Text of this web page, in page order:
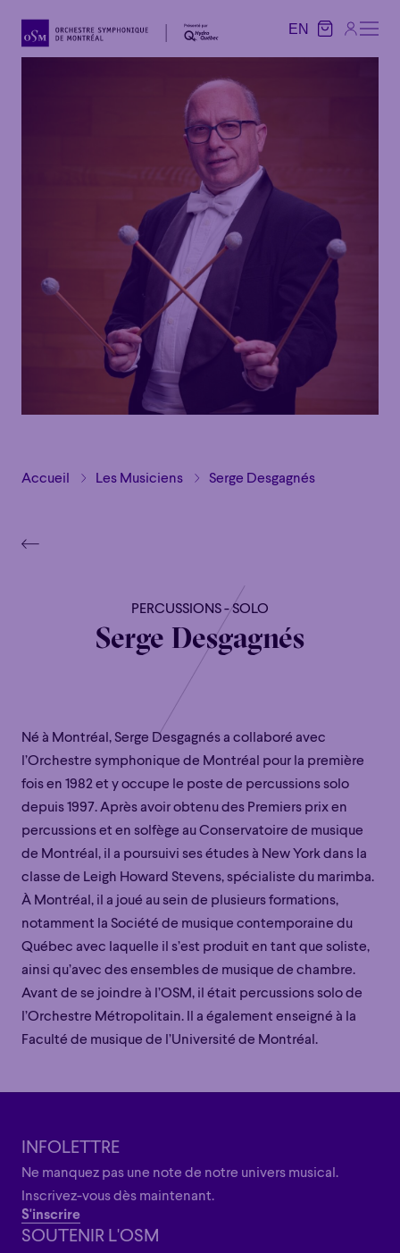
EN
EN
Grandiose
Grandiose
Accueil Les Musiciens Serge Desgagnés
PERCUSSIONS - SOLO
Serge Desgagnés
Né à Montréal, Serge Desgagnés a collaboré avec
l’Orchestre symphonique de Montréal pour la première
fois en 1982 et y occupe le poste de percussions solo
depuis 1997. Après avoir obtenu des Premiers prix en
percussions et en solfège au Conservatoire de musique
de Montréal, il a poursuivi ses études à New York dans la
classe de Leigh Howard Stevens, spécialiste du marimba.
À Montréal, il a joué au sein de plusieurs formations,
notamment la Société de musique contemporaine du
Québec avec laquelle il s’est produit en tant que soliste,
ainsi qu’avec des ensembles de musique de chambre.
Avant de se joindre à l’OSM, il était percussions solo de
l’Orchestre Métropolitain. Il a également enseigné à la
Faculté de musique de l’Université de Montréal.
INFOLETTRE
Ne manquez pas une note de notre univers musical.
Inscrivez-vous dès maintenant.
S'inscrire
SOUTENIR L'OSM